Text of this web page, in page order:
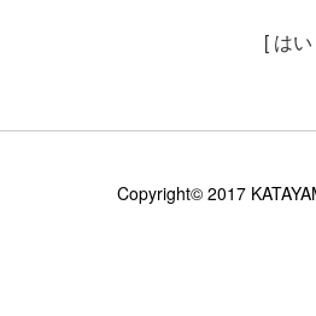
[ は
Copyright© 2017